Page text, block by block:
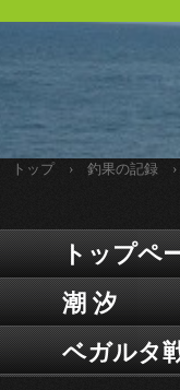
トップ › 釣果の記録 ›
トップペ
潮 汐
ベガルタ